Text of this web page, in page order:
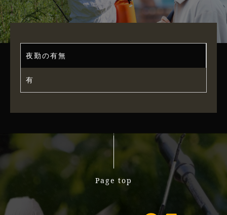
夜勤の有無
有
Page top